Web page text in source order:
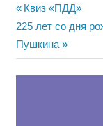
по
записям
Предыдущая
запись:
Квиз «ПДД»
Следующая
запись:
225 лет со дня
Пушкина